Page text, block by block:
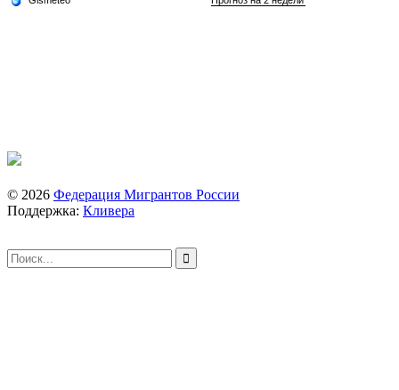
© 2026 Федерация Мигрантов России
Поддержка: Кливера